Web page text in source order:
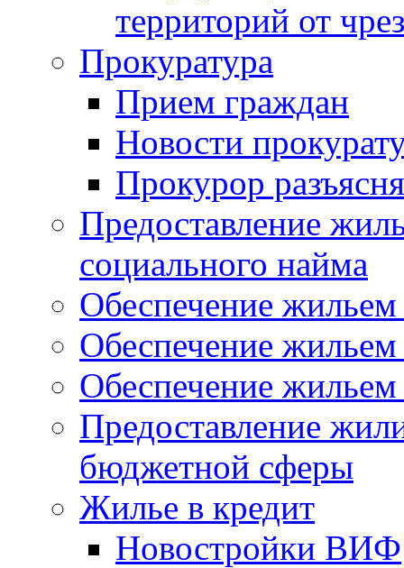
территорий от
Прокуратура
Прием граждан
Новости
Прокурор
Предоставление
социального найма
Обеспечение
Обеспечение
Обеспечение жильем
Предоставление
бюджетной сферы
Жилье в кредит
Новостройки ВИФ